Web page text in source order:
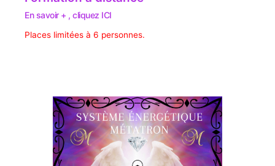
En savoir + , cliquez ICI
Places limitées à 6 personnes.